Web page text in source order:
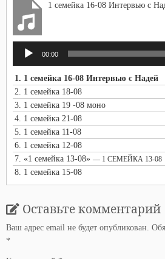
1 семейка 16-08 Интервью с
Аудиоплеер
00:00
1. 1 семейка 16-08 Интервью с Надей
2. 1 семейка 18-08
3. 1 семейка 19 -08 моно
4. 1 семейка 21-08
5. 1 семейка 11-08
6. 1 семейка 12-08
7. «1 семейка 13-08» — 1 СЕМЕЙКА 13-08
8. 1 семейка 15-08
Оставьте комментарий
Ваш адрес email не будет опубликован.
*